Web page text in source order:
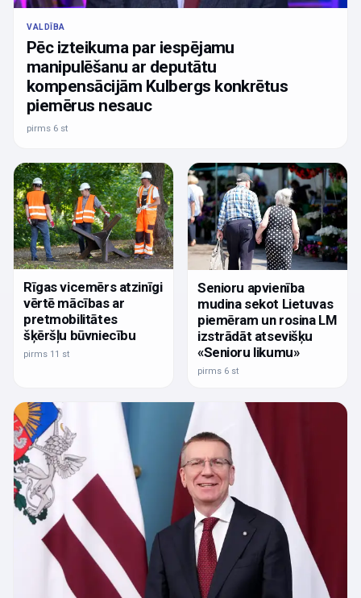
VALDĪBA
Pēc izteikuma par iespējamu
manipulēšanu ar deputātu
kompensācijām Kulbergs konkrētus
piemērus nesauc
pirms 6 st
Rīgas vicemērs atzinīgi
vērtē mācības ar
pretmobilitātes
šķēršļu būvniecību
pirms 11 st
Senioru apvienība
mudina sekot Lietuvas
piemēram un rosina LM
izstrādāt atsevišķu
«Senioru likumu»
pirms 6 st